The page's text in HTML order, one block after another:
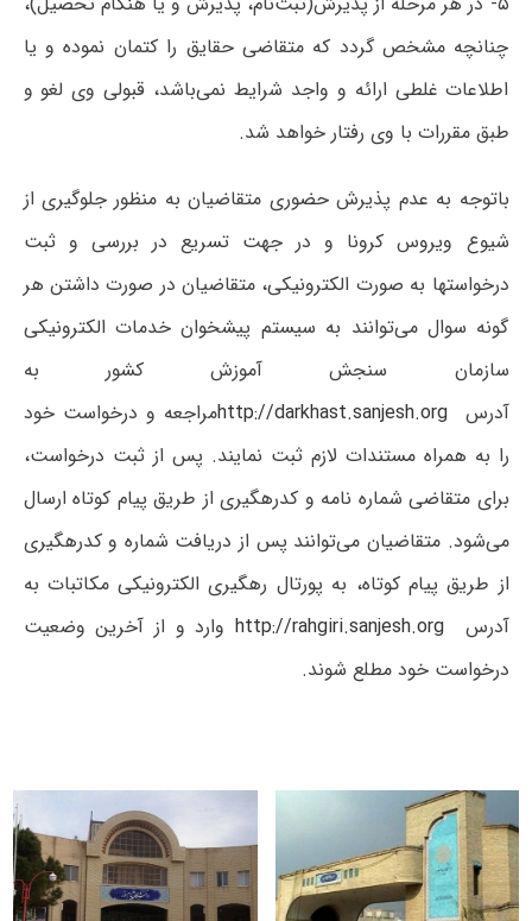
چنانچه‌ مشخص‌ گردد که‌ متقاضی حقایق‌ را کتمان‌ نموده‌ و یا
اطلاعات غلطی ارائه و واجد شرایط نمی‌باشد، قبولی‌ وی‌ لغو و
طبق‌ مقررات‌ با وی‌ رفتار خواهد شد.
باتوجه به عدم پذیرش حضوری متقاضیان به منظور جلوگیری از
شیوع ویروس کرونا و در جهت تسریع در بررسی و ثبت
درخواستها به صورت الکترونیکی، متقاضیان در صورت داشتن هر
گونه سوال می‌توانند به سیستم پیشخوان خدمات الکترونیکی
سازمان سنجش آموزش کشور به
آدرس http://darkhast.sanjesh.orgمراجعه و درخواست خود
را به همراه مستندات لازم ثبت نمایند. پس از ثبت درخواست،
برای متقاضی شماره نامه و کدرهگیری از طریق پیام کوتاه ارسال
می‌شود. متقاضیان می‌توانند پس از دریافت شماره و کدرهگیری
از طریق پیام کوتاه، به پورتال رهگیری الکترونیکی مکاتبات به
آدرس
http://rahgiri.sanjesh.orgوارد و از آخرین وضعیت
درخواست خود مطلع شوند.